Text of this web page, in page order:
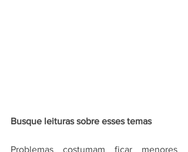
Busque leituras sobre esses temas
Problemas costumam ficar menores